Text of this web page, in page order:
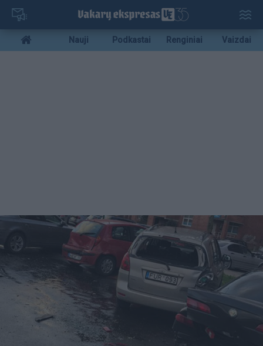
Pereiti
pagrindinį
turinį
Mobile
menu
Nauji Podkastai Renginiai Vaizdai